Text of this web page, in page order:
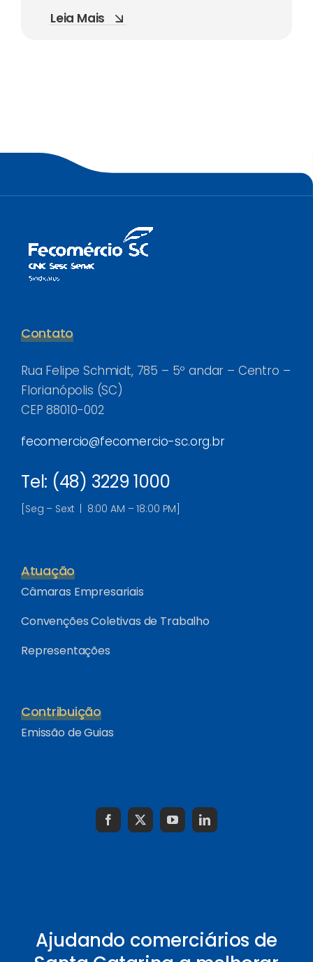
Leia Mais
Contato
Rua Felipe Schmidt, 785 – 5º andar – Centro –
Florianópolis (SC)
CEP 88010-002
fecomercio@fecomercio-sc.org.br
Tel: (48) 3229 1000
[Seg – Sext | 8:00 AM – 18:00 PM]
Atuação
Câmaras Empresariais
Convenções Coletivas de Trabalho
Representações
Contribuição
Emissão de Guias
Ajudando comerciários de